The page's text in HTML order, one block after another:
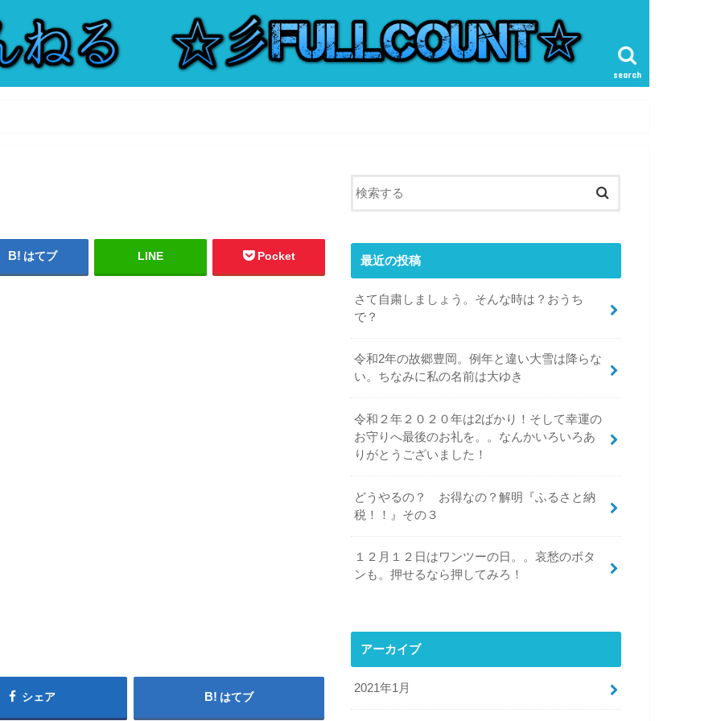
search
はてブ LINE Pocket
シェア はてブ
最近の投稿
さて自粛しましょう。そんな時は？おうち
で？
令和2年の故郷豊岡。例年と違い大雪は降らな
い。ちなみに私の名前は大ゆき
令和２年２０２０年は2ばかり！そして幸運の
お守りへ最後のお礼を。。なんかいろいろあ
りがとうございました！
どうやるの？ お得なの？解明『ふるさと納
税！！』その３
１２月１２日はワンツーの日。。哀愁のボタ
ンも。押せるなら押してみろ！
アーカイブ
2021年1月